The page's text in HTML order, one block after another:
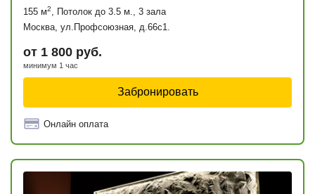
155 м2, Потолок до 3.5 м., 3 зала
Москва, ул.Профсоюзная, д.66с1.
от 1 800 руб.
минимум 1 час
Забронировать
Онлайн оплата